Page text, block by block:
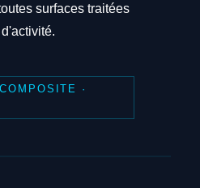
surfaces traitées
·